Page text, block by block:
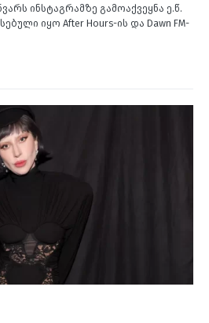
ინსტაგრამზე გამოაქვეყნა ე.წ.
იყო After Hours-ის და Dawn FM-